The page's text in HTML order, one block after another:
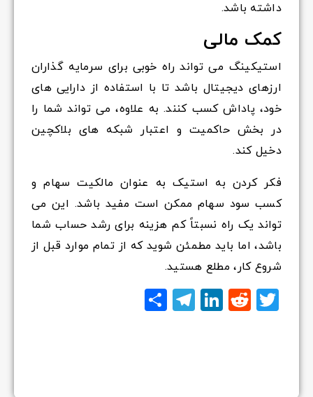
داشته باشد.
کمک مالی
استیکینگ می تواند راه خوبی برای سرمایه گذاران
ارزهای دیجیتال باشد تا با استفاده از دارایی های
خود، پاداش کسب کنند. به علاوه، می تواند شما را
در بخش حاکمیت و اعتبار شبکه های بلاکچین
دخیل کند.
فکر کردن به استیک به عنوان مالکیت سهام و
کسب سود سهام ممکن است مفید باشد. این می
تواند یک راه نسبتاً کم هزینه برای رشد حساب شما
باشد، اما باید مطمئن شوید که از تمام موارد قبل از
شروع کار، مطلع هستید.
Twitter
Reddit
LinkedIn
Telegram
اشتراک